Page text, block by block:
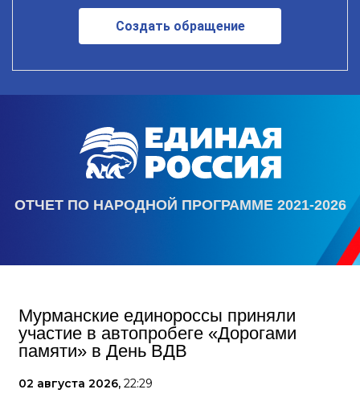
Создать обращение
ОТЧЕТ ПО НАРОДНОЙ ПРОГРАММЕ 2021-2026
Мурманские единороссы приняли
участие в автопробеге «Дорогами
памяти» в День ВДВ
02 августа 2026, 22:29